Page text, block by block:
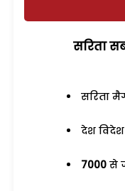
सरिता
सरिता
देश
7000 से